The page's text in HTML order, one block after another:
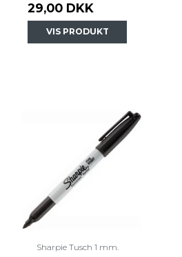
29,00 DKK
VIS PRODUKT
Sharpie Tusch 1 mm.